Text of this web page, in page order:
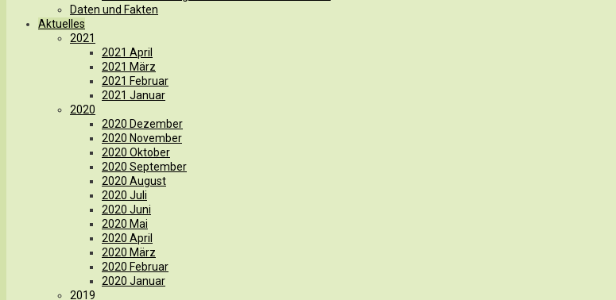
Daten und Fakten
Aktuelles
2021
2021 April
2021 März
2021 Februar
2021 Januar
2020
2020 Dezember
2020 November
2020 Oktober
2020 September
2020 August
2020 Juli
2020 Juni
2020 Mai
2020 April
2020 März
2020 Februar
2020 Januar
2019